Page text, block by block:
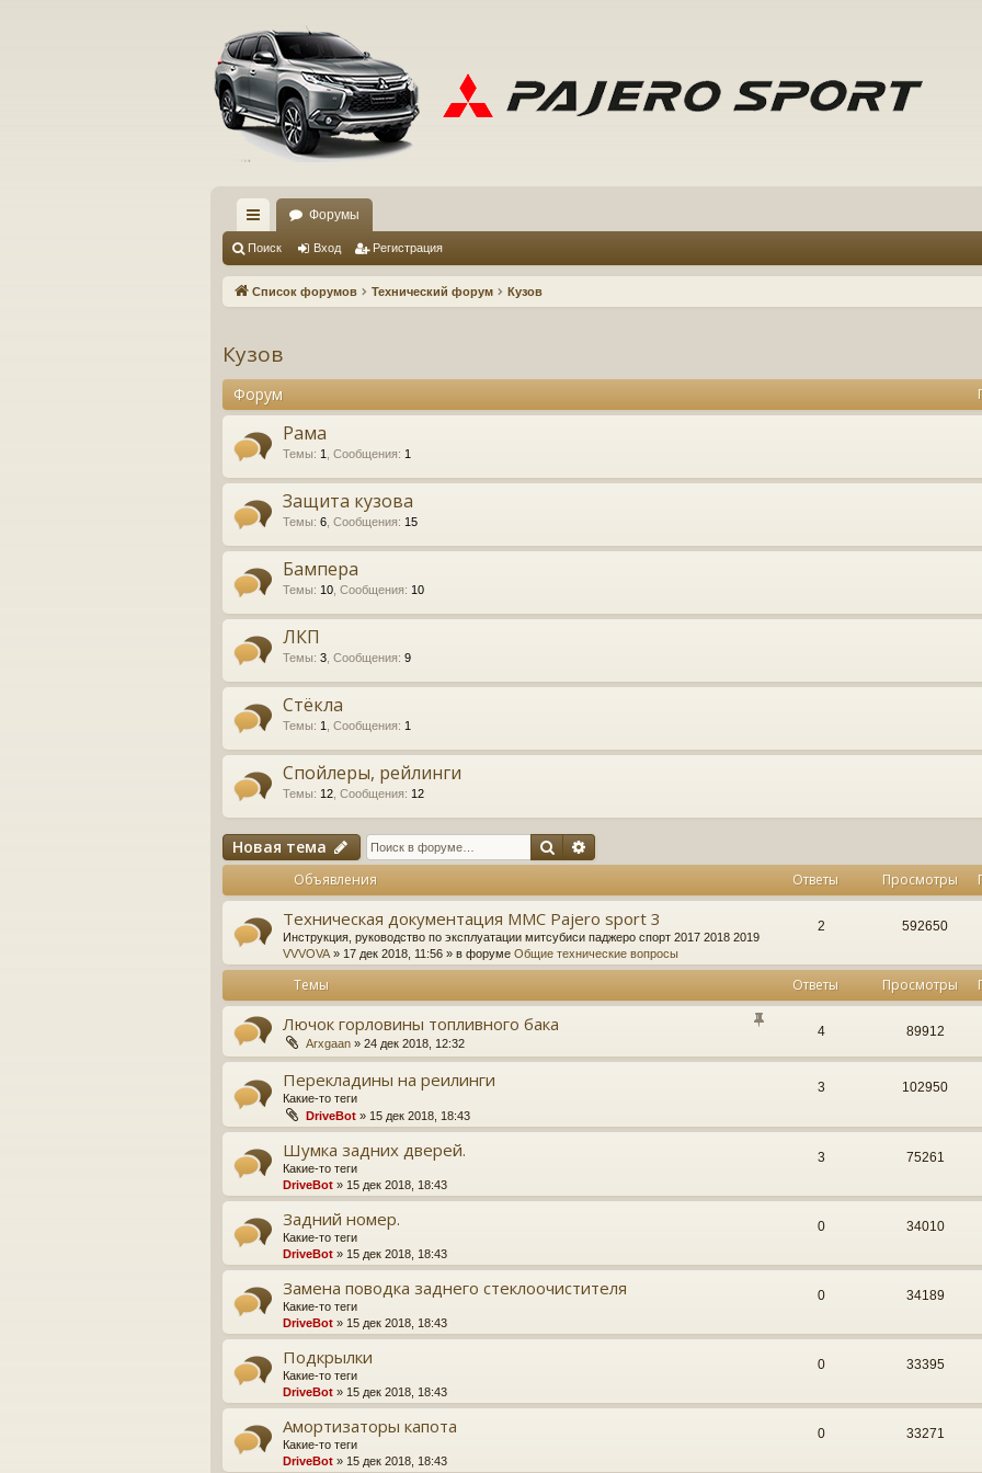
с
ы
Форумы
Поиск Вход Регистрация
Список форумов Технический форум Кузов
Кузов
Форум
Рама
Темы: 1 Сообщения: 1
Защита кузова
Темы: 6 Сообщения: 15
Бампера
Темы: 10 Сообщения: 10
ЛКП
Темы: 3 Сообщения: 9
Стёкла
Темы: 1 Сообщения: 1
Спойлеры, рейлинги
Темы: 12 Сообщения: 12
Новая тема Поиск
Объявления Ответы Просмотры
Техническая документация MMC Pajero sport 3
Инструкция, руководство по эксплуатации митсубиси паджеро спорт 2017 2018 2019
VVVOVA » 17 дек 2018, 11:56 » в форуме Общие технические вопросы
2 592650
Темы Ответы Просмотры
Лючок горловины топливного бака
Arxgaan » 24 дек 2018, 12:32
4 89912
Перекладины на реилинги
Какие-то теги
DriveBot » 15 дек 2018, 18:43
3 102950
Шумка задних дверей.
Какие-то теги
DriveBot » 15 дек 2018, 18:43
3 75261
Задний номер.
Какие-то теги
DriveBot » 15 дек 2018, 18:43
0 34010
Замена поводка заднего стеклоочистителя
Какие-то теги
DriveBot » 15 дек 2018, 18:43
0 34189
Подкрылки
Какие-то теги
DriveBot » 15 дек 2018, 18:43
0 33395
Амортизаторы капота
Какие-то теги
DriveBot » 15 дек 2018, 18:43
0 33271